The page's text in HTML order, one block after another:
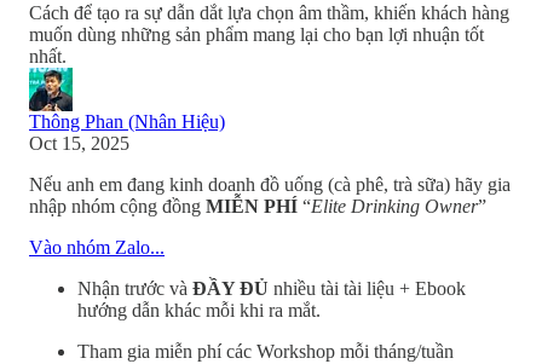
Cách để tạo ra sự dẫn dắt lựa chọn âm thầm, khiến khách hàng
muốn dùng những sản phẩm mang lại cho bạn lợi nhuận tốt
nhất.
Thông Phan (Nhân Hiệu)
Oct 15, 2025
Nếu anh em đang kinh doanh đồ uống (cà phê, trà sữa) hãy gia
nhập nhóm cộng đồng MIỄN PHÍ “Elite Drinking Owner”
Vào nhóm Zalo...
Nhận trước và ĐẦY ĐỦ nhiều tài tài liệu + Ebook
hướng dẫn khác mỗi khi ra mắt.
Tham gia miễn phí các Workshop mỗi tháng/tuần